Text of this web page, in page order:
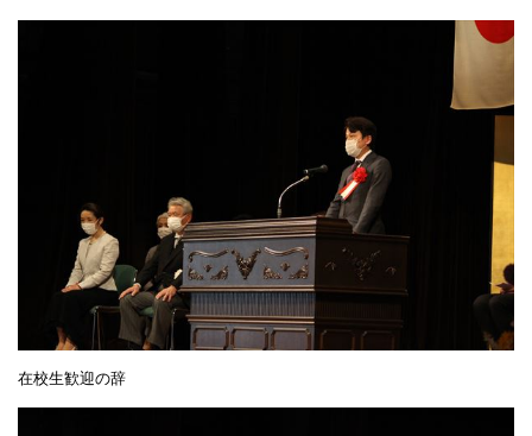
在校生歓迎の辞